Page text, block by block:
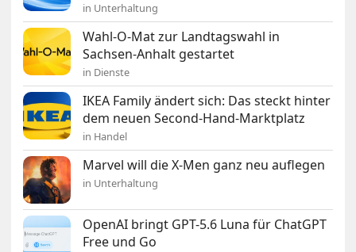
in Unterhaltung
Wahl-O-Mat zur Landtagswahl in
Sachsen-Anhalt gestartet
in Dienste
IKEA Family ändert sich: Das steckt hinter
dem neuen Second-Hand-Marktplatz
in Handel
Marvel will die X-Men ganz neu auflegen
in Unterhaltung
OpenAI bringt GPT-5.6 Luna für ChatGPT
Free und Go